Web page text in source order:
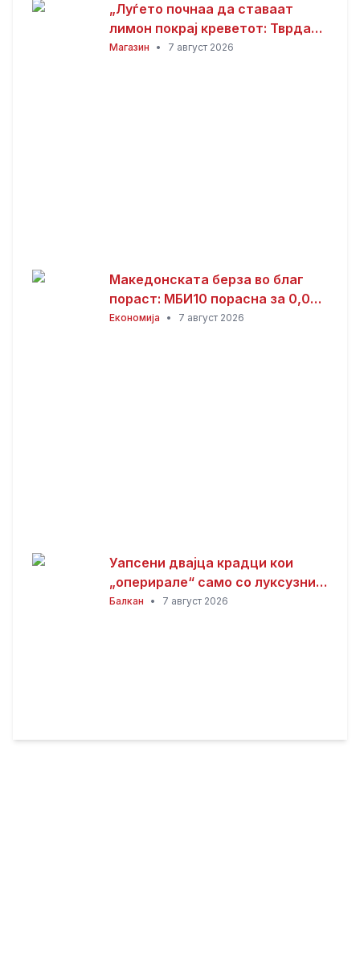
„Луѓето почнаа да ставаат
лимон покрај креветот: Тврдат
дека решава еден голем
Магазин • 7 август 2026
Македонската берза во благ
пораст: МБИ10 порасна за 0,08
отсто, најтргувани акциите на
Економија • 7 август 2026
Уапсени двајца крадци кои
„оперирале“ само со луксузни
автомобили
Балкан • 7 август 2026